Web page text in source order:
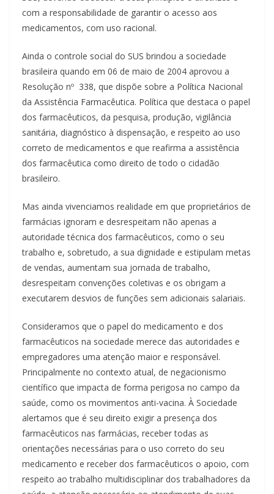
com a responsabilidade de garantir o acesso aos
medicamentos, com uso racional.
Ainda o controle social do SUS brindou a sociedade
brasileira quando em 06 de maio de 2004 aprovou a
Resolução nº 338, que dispõe sobre a Política Nacional
da Assistência Farmacêutica. Política que destaca o papel
dos farmacêuticos, da pesquisa, produção, vigilância
sanitária, diagnóstico à dispensação, e respeito ao uso
correto de medicamentos e que reafirma a assistência
dos farmacêutica como direito de todo o cidadão
brasileiro.
Mas ainda vivenciamos realidade em que proprietários de
farmácias ignoram e desrespeitam não apenas a
autoridade técnica dos farmacêuticos, como o seu
trabalho e, sobretudo, a sua dignidade e estipulam metas
de vendas, aumentam sua jornada de trabalho,
desrespeitam convenções coletivas e os obrigam a
executarem desvios de funções sem adicionais salariais.
Consideramos que o papel do medicamento e dos
farmacêuticos na sociedade merece das autoridades e
empregadores uma atenção maior e responsável.
Principalmente no contexto atual, de negacionismo
científico que impacta de forma perigosa no campo da
saúde, como os movimentos anti-vacina. À Sociedade
alertamos que é seu direito exigir a presença dos
farmacêuticos nas farmácias, receber todas as
orientações necessárias para o uso correto do seu
medicamento e receber dos farmacêuticos o apoio, com
respeito ao trabalho multidisciplinar dos trabalhadores da